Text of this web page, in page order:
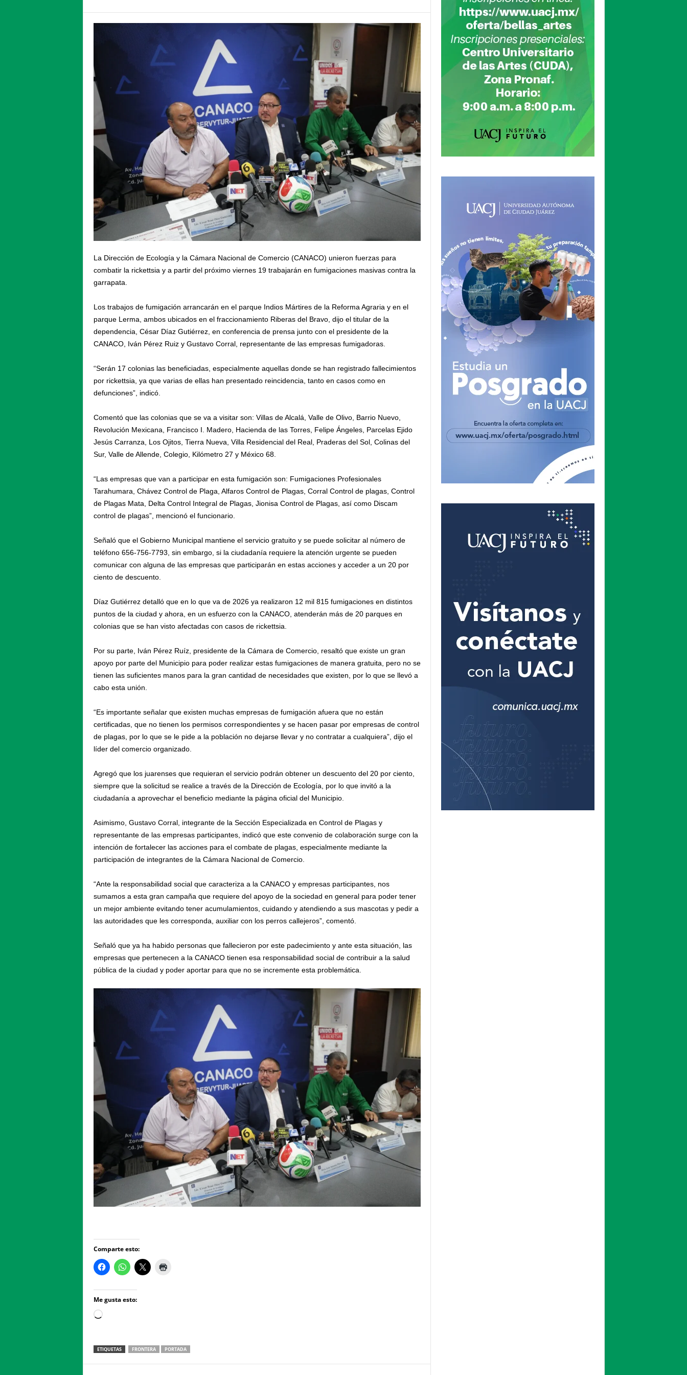
La Dirección de Ecología y la Cámara Nacional de Comercio (CANACO) unieron fuerzas para
combatir la rickettsia y a partir del próximo viernes 19 trabajarán en fumigaciones masivas contra la
garrapata.
Los trabajos de fumigación arrancarán en el parque Indios Mártires de la Reforma Agraria y en el
parque Lerma, ambos ubicados en el fraccionamiento Riberas del Bravo, dijo el titular de la
dependencia, César Díaz Gutiérrez, en conferencia de prensa junto con el presidente de la
CANACO, Iván Pérez Ruiz y Gustavo Corral, representante de las empresas fumigadoras.
“Serán 17 colonias las beneficiadas, especialmente aquellas donde se han registrado fallecimientos
por rickettsia, ya que varias de ellas han presentado reincidencia, tanto en casos como en
defunciones”, indicó.
Comentó que las colonias que se va a visitar son: Villas de Alcalá, Valle de Olivo, Barrio Nuevo,
Revolución Mexicana, Francisco I. Madero, Hacienda de las Torres, Felipe Ángeles, Parcelas Ejido
Jesús Carranza, Los Ojitos, Tierra Nueva, Villa Residencial del Real, Praderas del Sol, Colinas del
Sur, Valle de Allende, Colegio, Kilómetro 27 y México 68.
“Las empresas que van a participar en esta fumigación son: Fumigaciones Profesionales
Tarahumara, Chávez Control de Plaga, Alfaros Control de Plagas, Corral Control de plagas, Control
de Plagas Mata, Delta Control Integral de Plagas, Jionisa Control de Plagas, así como Discam
control de plagas”, mencionó el funcionario.
Señaló que el Gobierno Municipal mantiene el servicio gratuito y se puede solicitar al número de
teléfono 656-756-7793, sin embargo, si la ciudadanía requiere la atención urgente se pueden
comunicar con alguna de las empresas que participarán en estas acciones y acceder a un 20 por
ciento de descuento.
Díaz Gutiérrez detalló que en lo que va de 2026 ya realizaron 12 mil 815 fumigaciones en distintos
puntos de la ciudad y ahora, en un esfuerzo con la CANACO, atenderán más de 20 parques en
colonias que se han visto afectadas con casos de rickettsia.
Por su parte, Iván Pérez Ruíz, presidente de la Cámara de Comercio, resaltó que existe un gran
apoyo por parte del Municipio para poder realizar estas fumigaciones de manera gratuita, pero no se
tienen las suficientes manos para la gran cantidad de necesidades que existen, por lo que se llevó a
cabo esta unión.
“Es importante señalar que existen muchas empresas de fumigación afuera que no están
certificadas, que no tienen los permisos correspondientes y se hacen pasar por empresas de control
de plagas, por lo que se le pide a la población no dejarse llevar y no contratar a cualquiera”, dijo el
líder del comercio organizado.
Agregó que los juarenses que requieran el servicio podrán obtener un descuento del 20 por ciento,
siempre que la solicitud se realice a través de la Dirección de Ecología, por lo que invitó a la
ciudadanía a aprovechar el beneficio mediante la página oficial del Municipio.
Asimismo, Gustavo Corral, integrante de la Sección Especializada en Control de Plagas y
representante de las empresas participantes, indicó que este convenio de colaboración surge con la
intención de fortalecer las acciones para el combate de plagas, especialmente mediante la
participación de integrantes de la Cámara Nacional de Comercio.
“Ante la responsabilidad social que caracteriza a la CANACO y empresas participantes, nos
sumamos a esta gran campaña que requiere del apoyo de la sociedad en general para poder tener
un mejor ambiente evitando tener acumulamientos, cuidando y atendiendo a sus mascotas y pedir a
las autoridades que les corresponda, auxiliar con los perros callejeros”, comentó.
Señaló que ya ha habido personas que fallecieron por este padecimiento y ante esta situación, las
empresas que pertenecen a la CANACO tienen esa responsabilidad social de contribuir a la salud
pública de la ciudad y poder aportar para que no se incremente esta problemática.
Comparte esto:
Me gusta esto:
Loading…
ETIQUETAS FRONTERA PORTADA